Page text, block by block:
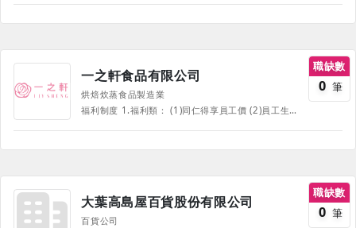
一之軒食品有限公司
烘焙炊蒸食品製造業
福利制度 1.福利類： (1)同仁得享員工價 (2)員工生日禮(蛋糕券及點數贈禮)、三節禮品/金、尾牙及抽獎。 (3)員工及子女教育獎學金補助。 (4)每年健康檢查補助。 (5)婚喪津貼補助。 (6)員工旅遊/資深同仁補助旅遊、定期聚餐、不定期康樂活動。 2.制度類： (1)提供制服 (2)完整教育訓練：協助同仁考取相關證照、進修考試補助 (3)升遷管道暢通 3.獎金： 工作績效獎金、業績達成獎金、全勤獎金、春節開工紅包、各式競賽獎金；營業年度終了結算如有盈餘，對於全年度工作表現優異之同仁，得享年終獎金之補助。 4.其他： 第一手品嚐好吃的烘焙新品、隨時吸收專業資訊、優質的工作環境、與一群快樂且具有競爭力的夥伴一同打拼。
職缺數
0 筆
大葉高島屋百貨股份有限公司
百貨公司
職缺數
0 筆